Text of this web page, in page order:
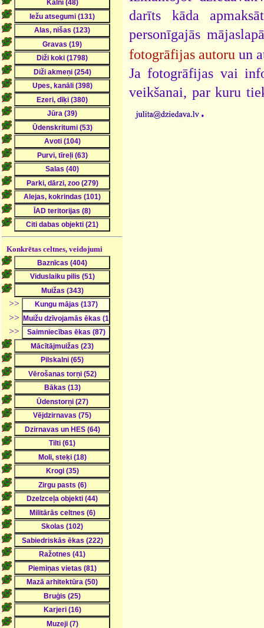
Konkrētas celtnes, veidojumi
>>
>>
>>
darīts kāda
personīgajās
fotogrāfijas autoru un
Ja fotogrāfijas vai
veikšanai, par kuru
.